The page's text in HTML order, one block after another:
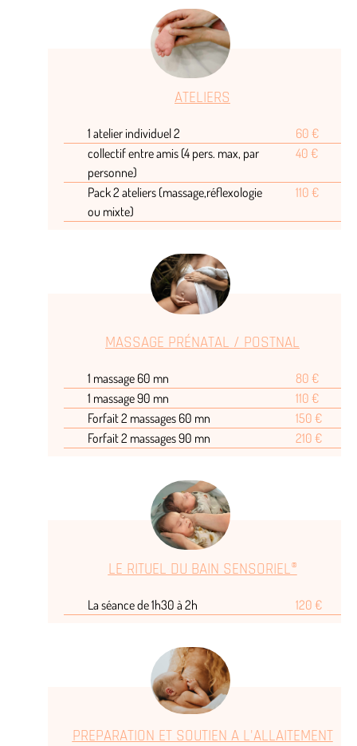
ATELIERS
1 atelier individuel 2
60 €
collectif entre amis (4 pers. max, par
personne)
40 €
Pack 2 ateliers (massage,réflexologie
ou mixte)
110 €
MASSAGE PRÉNATAL / POSTNAL
1 massage 60 mn
80 €
1 massage 90 mn
110 €
Forfait 2 massages 60 mn
150 €
Forfait 2 massages 90 mn
210 €
LE RITUEL DU BAIN SENSORIEL®
La séance de 1h30 à 2h 120 €
PREPARATION ET SOUTIEN A L'ALLAITEMENT